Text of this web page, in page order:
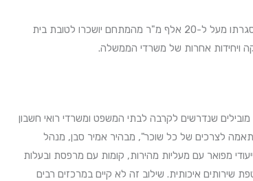
מתחם המשרדים פארק גיסין שהוקם על ידי קבוצת ישרס הולך וצובר תאוצה בחודשים האחרונים. במרץ האחרון הודיעה המדינה כי הקבוצה זכתה במכרז ענק שלה, ובמסגרתו מעל ל-20 אלף מ"ר מהמתחם יושכרו לטובת בית
ויחידות אחרות של משרדי הממשלה.
מובילים שנדרשים לקרבה לבתי המשפט ומשרדי רואי חשבון
לצרכים של כל שוכר", מבהיר אמיר סבן, מנהל
18 ועד לקומה 24. השוכרים בשטחים אלו יוכלו ליהנות מלובי ייעודי מפואר עם מעליות מהירות, קומות עם מרפסת ובעלות
איכותית. שילוב זה לא קיים במרכזים רבים